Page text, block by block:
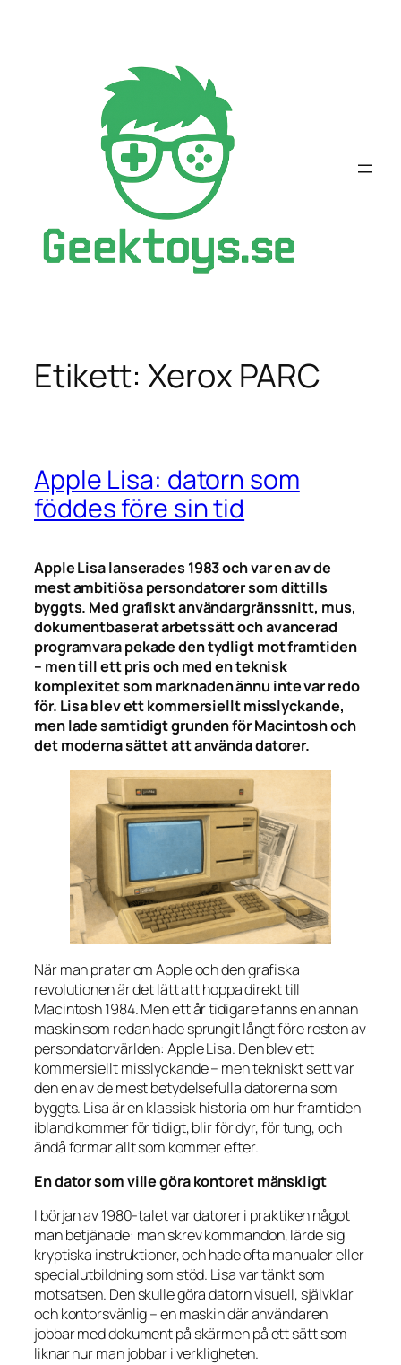
Etikett:Xerox PARC
Apple Lisa: datorn som
föddes före sin tid
Apple Lisa lanserades 1983 och var en av de
mest ambitiösa persondatorer som dittills
byggts. Med grafiskt användargränssnitt, mus,
dokumentbaserat arbetssätt och avancerad
programvara pekade den tydligt mot framtiden
– men till ett pris och med en teknisk
komplexitet som marknaden ännu inte var redo
för. Lisa blev ett kommersiellt misslyckande,
men lade samtidigt grunden för Macintosh och
det moderna sättet att använda datorer.
När man pratar om Apple och den grafiska
revolutionen är det lätt att hoppa direkt till
Macintosh 1984. Men ett år tidigare fanns en annan
maskin som redan hade sprungit långt före resten av
persondatorvärlden: Apple Lisa. Den blev ett
kommersiellt misslyckande – men tekniskt sett var
den en av de mest betydelsefulla datorerna som
byggts. Lisa är en klassisk historia om hur framtiden
ibland kommer för tidigt, blir för dyr, för tung, och
ändå formar allt som kommer efter.
En dator som ville göra kontoret mänskligt
I början av 1980-talet var datorer i praktiken något
man betjänade: man skrev kommandon, lärde sig
kryptiska instruktioner, och hade ofta manualer eller
specialutbildning som stöd. Lisa var tänkt som
motsatsen. Den skulle göra datorn visuell, självklar
och kontorsvänlig – en maskin där användaren
jobbar med dokument på skärmen på ett sätt som
liknar hur man jobbar i verkligheten.